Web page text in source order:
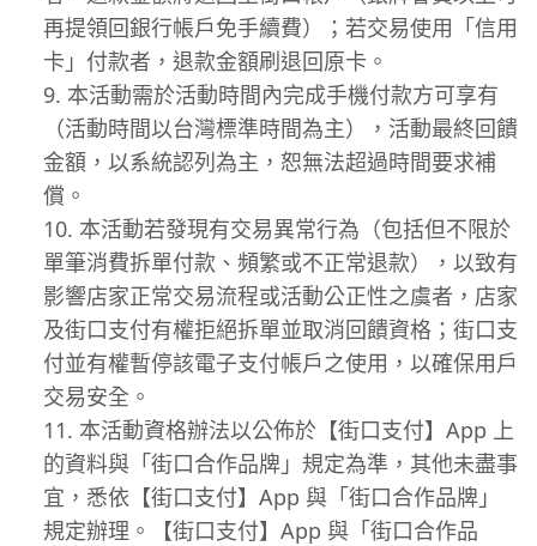
再提領回銀行帳戶免手續費）；若交易使用「信用
卡」付款者，退款金額刷退回原卡。
本活動需於活動時間內完成手機付款方可享有
（活動時間以台灣標準時間為主），活動最終回饋
金額，以系統認列為主，恕無法超過時間要求補
償。
本活動若發現有交易異常行為（包括但不限於
單筆消費拆單付款、頻繁或不正常退款），以致有
影響店家正常交易流程或活動公正性之虞者，店家
及街口支付有權拒絕拆單並取消回饋資格；街口支
付並有權暫停該電子支付帳戶之使用，以確保用戶
交易安全。
本活動資格辦法以公佈於【街口支付】App 上
的資料與「街口合作品牌」規定為準，其他未盡事
宜，悉依【街口支付】App 與「街口合作品牌」
規定辦理。【街口支付】App 與「街口合作品